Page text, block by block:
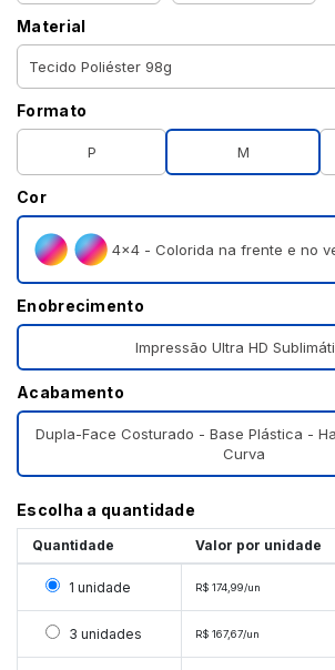
Material
Formato
P M
Cor
4×4 - Colorida na frente e no
Enobrecimento
Impressão Ultra HD
Acabamento
Dupla-Face Costurado - Base Plástica -
Curva
Escolha a quantidade
Quantidade Valor por unidade
Selecionar 1 unidade
1 unidade R$ 174,99/un
Selecionar 3 unidades
3 unidades R$ 167,67/un